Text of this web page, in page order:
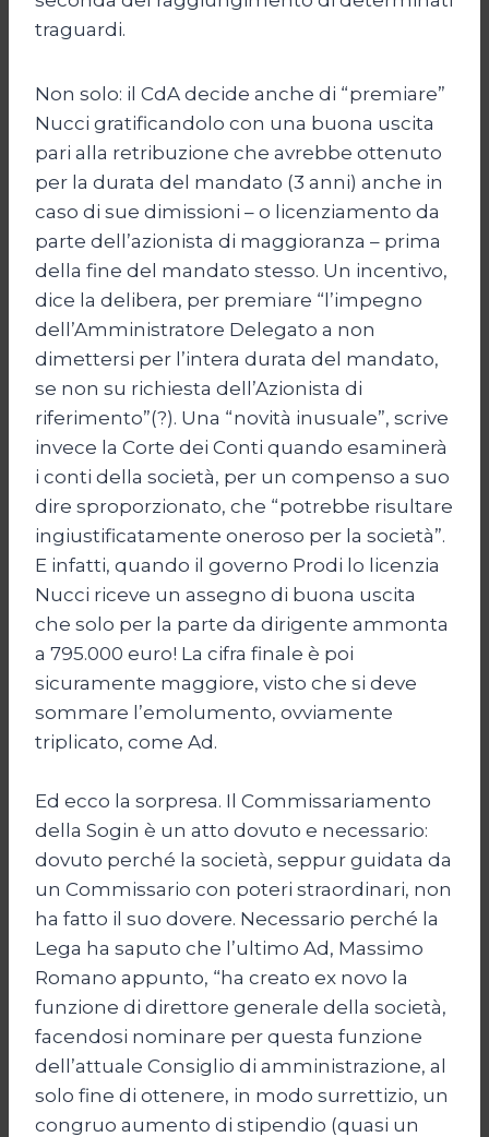
traguardi.
Non solo: il CdA decide anche di “premiare”
Nucci gratificandolo con una buona uscita
pari alla retribuzione che avrebbe ottenuto
per la durata del mandato (3 anni) anche in
caso di sue dimissioni – o licenziamento da
parte dell’azionista di maggioranza – prima
della fine del mandato stesso. Un incentivo,
dice la delibera, per premiare “l’impegno
dell’Amministratore Delegato a non
dimettersi per l’intera durata del mandato,
se non su richiesta dell’Azionista di
riferimento”(?). Una “novità inusuale”, scrive
invece la Corte dei Conti quando esaminerà
i conti della società, per un compenso a suo
dire sproporzionato, che “potrebbe risultare
ingiustificatamente oneroso per la società”.
E infatti, quando il governo Prodi lo licenzia
Nucci riceve un assegno di buona uscita
che solo per la parte da dirigente ammonta
a 795.000 euro! La cifra finale è poi
sicuramente maggiore, visto che si deve
sommare l’emolumento, ovviamente
triplicato, come Ad.
Ed ecco la sorpresa. Il Commissariamento
della Sogin è un atto dovuto e necessario:
dovuto perché la società, seppur guidata da
un Commissario con poteri straordinari, non
ha fatto il suo dovere. Necessario perché la
Lega ha saputo che l’ultimo Ad, Massimo
Romano appunto, “ha creato ex novo la
funzione di direttore generale della società,
facendosi nominare per questa funzione
dell’attuale Consiglio di amministrazione, al
solo fine di ottenere, in modo surrettizio, un
congruo aumento di stipendio (quasi un